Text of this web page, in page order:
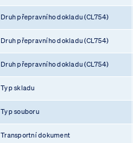
Druh přepravního dokladu (CL754)
Druh přepravního dokladu (CL754)
Druh přepravního dokladu (CL754)
Typ skladu
Typ souboru
Transportní dokument